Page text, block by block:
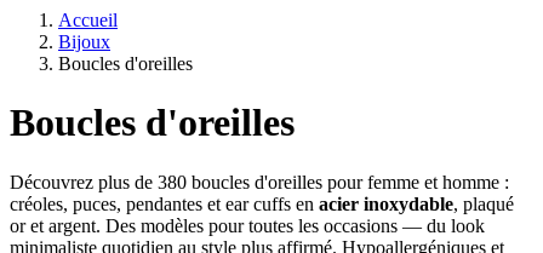
Accueil
Bijoux
Boucles d'oreilles
Boucles d'oreilles
Découvrez plus de 380 boucles d'oreilles pour femme et homme :
créoles, puces, pendantes et ear cuffs en acier inoxydable, plaqué
or et argent. Des modèles pour toutes les occasions — du look
minimaliste quotidien au style plus affirmé. Hypoallergéniques et